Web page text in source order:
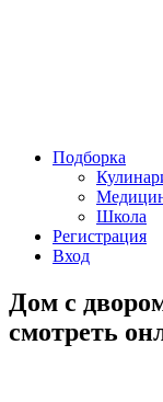
Подборка
Школа
Регистрация
Вход
Дом с
смотреть